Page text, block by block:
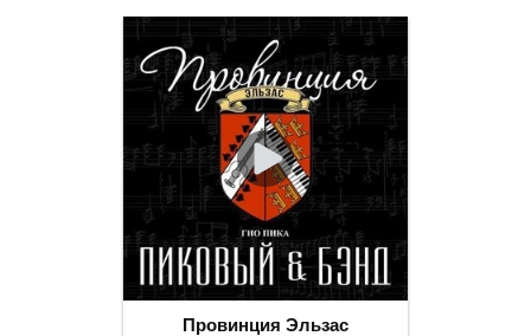
Провинция Эльзас